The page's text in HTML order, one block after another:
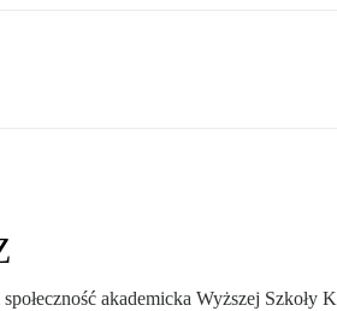
akademicka Wyższej Szkoły